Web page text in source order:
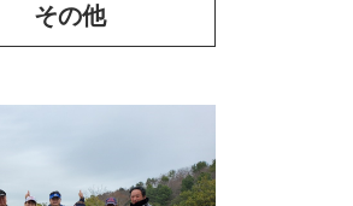
その他